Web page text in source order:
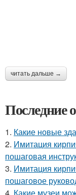
читать дальше →
Последние
1. Какие новые
2. Имитация
пошаговая
3. Имитация
пошаговое